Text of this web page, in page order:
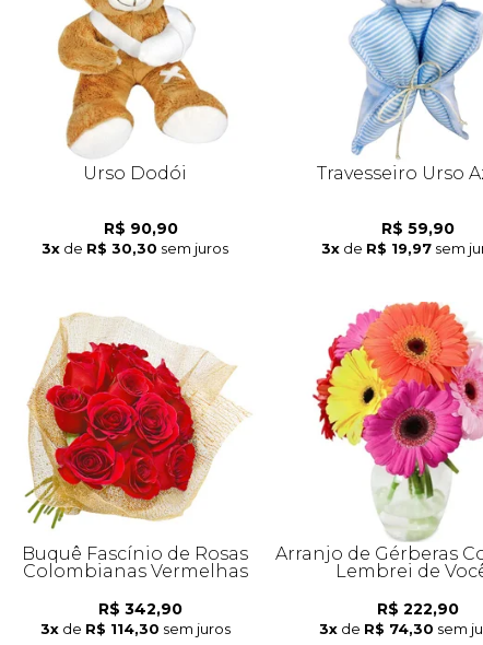
Urso Dodói
R$ 90,90
3x de R$ 30,30 sem juros
Travesseiro Urso
R$ 59,90
3x de R$ 19,97 sem
Buquê Fascínio de Rosas
Colombianas Vermelhas
R$ 342,90
3x de R$ 114,30 sem juros
Arranjo de Gérberas
Lembrei de
R$ 222,90
3x de R$ 74,30 sem